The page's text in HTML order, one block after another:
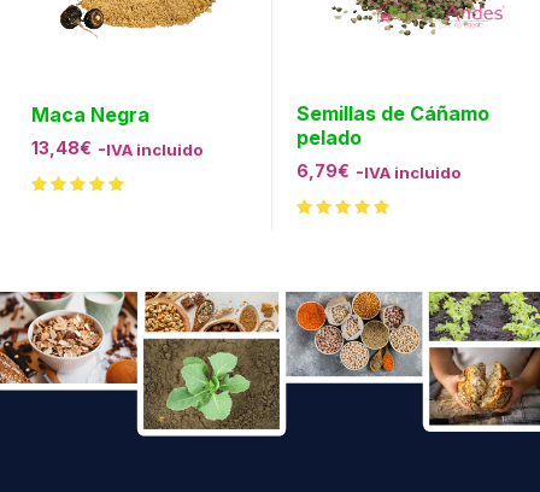
Maca Negra
13,48€ -IVA incluido
Semillas de Cáñamo
pelado
6,79€ -IVA incluido